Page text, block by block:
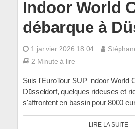
Indoor World
débarque à
1 janvier 2026 18:04
2 Minute à lire
Suis l'EuroTour SUP Indoor World
Düsseldorf, quelques rideuses et
s'affrontent en bassin pour 8000
LIRE LA SUITE